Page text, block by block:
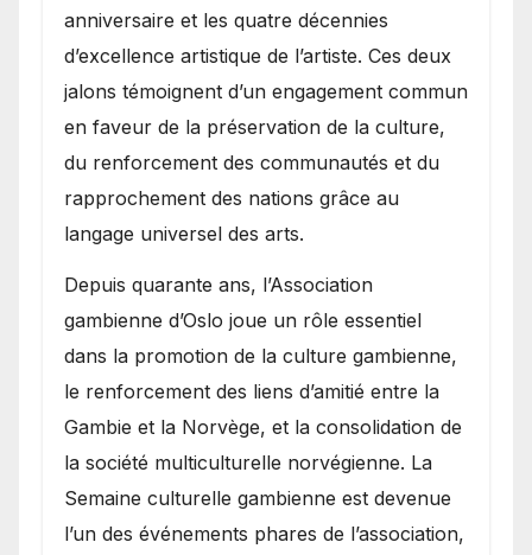
anniversaire et les quatre décennies
d’excellence artistique de l’artiste. Ces deux
jalons témoignent d’un engagement commun
en faveur de la préservation de la culture,
du renforcement des communautés et du
rapprochement des nations grâce au
langage universel des arts.
​Depuis quarante ans, l’Association
gambienne d’Oslo joue un rôle essentiel
dans la promotion de la culture gambienne,
le renforcement des liens d’amitié entre la
Gambie et la Norvège, et la consolidation de
la société multiculturelle norvégienne. La
Semaine culturelle gambienne est devenue
l’un des événements phares de l’association,